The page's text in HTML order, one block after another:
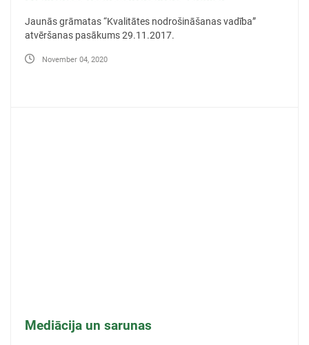
Jaunās grāmatas “Kvalitātes nodrošināšanas vadība”
atvēršanas pasākums 29.11.2017.
November 04, 2020
Mediācija un sarunas